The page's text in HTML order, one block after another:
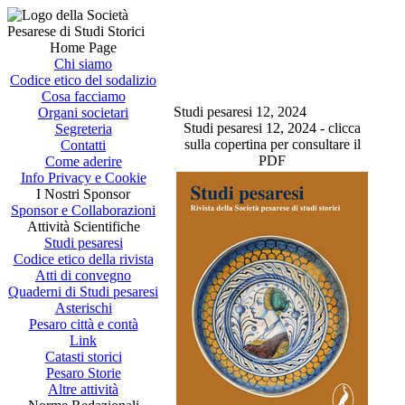
Home Page
Chi siamo
Codice etico del sodalizio
Cosa facciamo
Organi societari
Segreteria
Contatti
Come aderire
Info Privacy e Cookie
I Nostri Sponsor
Sponsor e Collaborazioni
Attività Scientifiche
Studi pesaresi
Codice etico della rivista
Atti di convegno
Quaderni di Studi pesaresi
Asterischi
Pesaro città e contà
Link
Catasti storici
Pesaro Storie
Altre attività
Studi pesaresi 12, 2024
Studi pesaresi 12, 2024 - clicca
sulla copertina per consultare il
PDF